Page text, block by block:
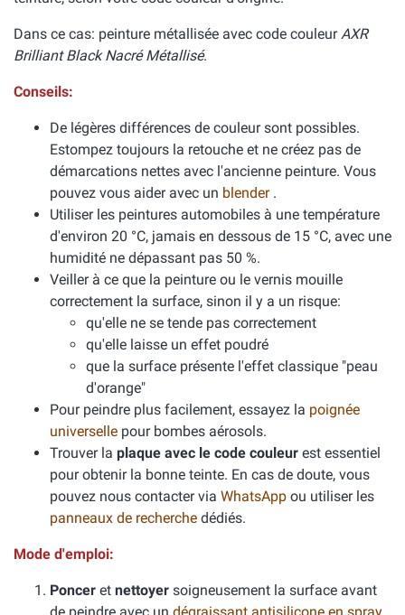
Dans ce cas: peinture métallisée avec code couleurAXR
Brilliant Black Nacré Métallisé.
Conseils:
De légères différences de couleur sont possibles.
Estompez toujours la retouche et ne créez pas de
démarcations nettes avec l'ancienne peinture. Vous
pouvez vous aider avec un blender .
Utiliser les peintures automobiles à une température
d'environ 20 °C, jamais en dessous de 15 °C, avec une
humidité ne dépassant pas 50 %.
Veiller à ce que la peinture ou le vernis mouille
correctement la surface, sinon il y a un risque:
qu'elle ne se tende pas correctement
qu'elle laisse un effet poudré
que la surface présente l'effet classique "peau
d'orange"
Pour peindre plus facilement, essayez la poignée
universelle pour bombes aérosols.
Trouver la plaque avec le code couleur est essentiel
pour obtenir la bonne teinte. En cas de doute, vous
pouvez nous contacter via WhatsApp ou utiliser les
panneaux de recherche dédiés.
Mode d'emploi:
Poncer et nettoyer soigneusement la surface avant